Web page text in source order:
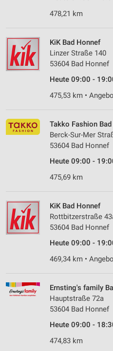
478,21 km
KiK Bad Honnef
Linzer Straße 140
53604 Bad Honnef
Heute 09:00 -
475,53 km •
Takko Fashion
Berck-Sur-Mer
53604 Bad Honnef
Heute 09:00 -
475,69 km
KiK Bad Honnef
Rottbitzerstraße
53604 Bad Honnef
Heute 09:00 -
469,34 km •
Ernsting's family
Hauptstraße 72a
53604 Bad Honnef
Heute 09:00 -
474,83 km